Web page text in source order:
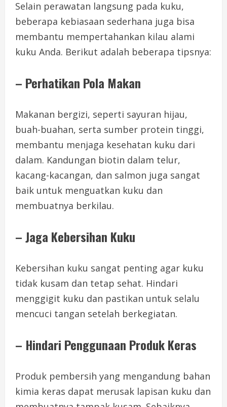
Selain perawatan langsung pada kuku,
beberapa kebiasaan sederhana juga bisa
membantu mempertahankan kilau alami
kuku Anda. Berikut adalah beberapa tipsnya:
– Perhatikan Pola Makan
Makanan bergizi, seperti sayuran hijau,
buah-buahan, serta sumber protein tinggi,
membantu menjaga kesehatan kuku dari
dalam. Kandungan biotin dalam telur,
kacang-kacangan, dan salmon juga sangat
baik untuk menguatkan kuku dan
membuatnya berkilau.
– Jaga Kebersihan Kuku
Kebersihan kuku sangat penting agar kuku
tidak kusam dan tetap sehat. Hindari
menggigit kuku dan pastikan untuk selalu
mencuci tangan setelah berkegiatan.
– Hindari Penggunaan Produk Keras
Produk pembersih yang mengandung bahan
kimia keras dapat merusak lapisan kuku dan